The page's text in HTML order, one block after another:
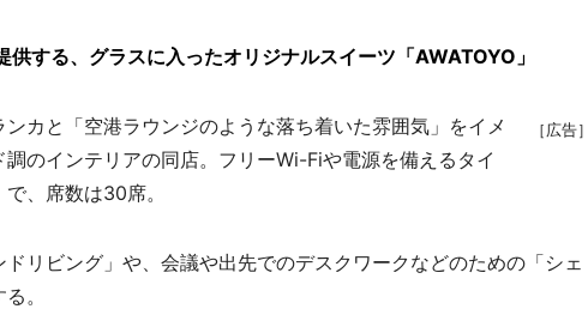
する、グラスに入ったオリジナルスイーツ「AWATOYO」
［広告］
カと「空港ラウンジのような落ち着いた雰囲気」をイメ
のインテリアの同店。フリーWi-Fiや電源を備えるタイ
、席数は30席。
リビング」や、会議や出先でのデスクワークなどのための「シェ
。